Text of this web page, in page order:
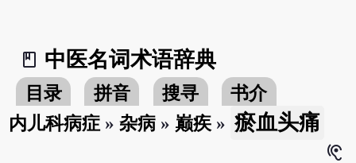
book_2
中医名词术语辞典
目录 拼音 搜寻
书介
内儿科病症 »杂病 » 巅疾 » 瘀血头痛
hearing